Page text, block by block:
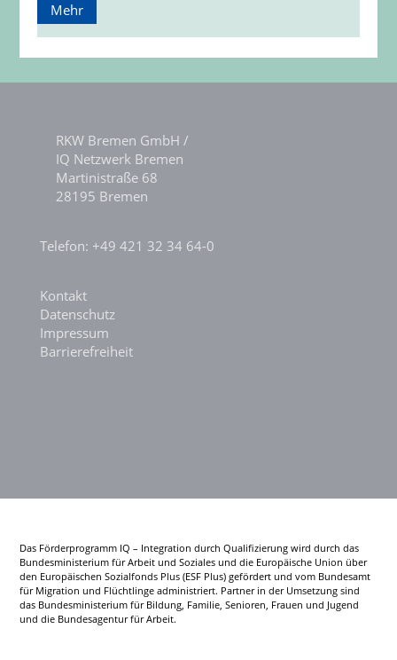
Mehr
RKW Bremen GmbH /
IQ Netzwerk Bremen
Martinistraße 68
28195 Bremen
Telefon: +49 421 32 34 64-0
Kontakt
Datenschutz
Impressum
Barrierefreiheit
Das Förderprogramm IQ – Integration durch Qualifizierung wird durch das
Bundesministerium für Arbeit und Soziales und die Europäische Union über
den Europäischen Sozialfonds Plus (ESF Plus) gefördert und vom Bundesamt
für Migration und Flüchtlinge administriert. Partner in der Umsetzung sind
das Bundesministerium für Bildung, Familie, Senioren, Frauen und Jugend
und die Bundesagentur für Arbeit.